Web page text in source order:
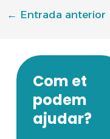
← Entrada anterior
Com et
podem
ajudar?